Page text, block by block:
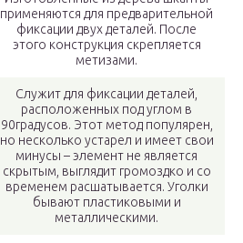
применяются для предварительной
фиксации двух деталей. После
этого конструкция скрепляется
метизами.
Служит для фиксации деталей,
расположенных под углом в
90градусов. Этот метод популярен,
но несколько устарел и имеет свои
минусы – элемент не является
скрытым, выглядит громоздко и со
временем расшатывается. Уголки
бывают пластиковыми и
металлическими.